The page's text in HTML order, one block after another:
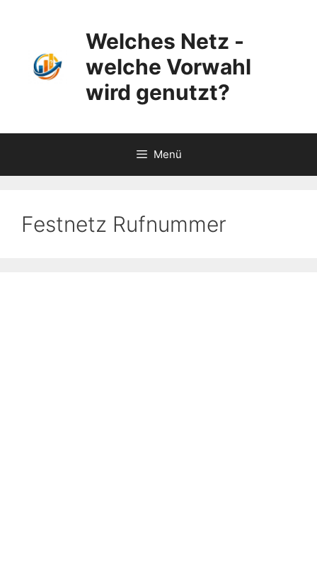
Welches Netz -
welche Vorwahl
wird genutzt?
Menü
Festnetz Rufnummer